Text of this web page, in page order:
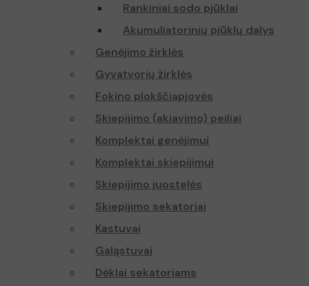
Rankiniai sodo pjūklai
Akumuliatorinių pjūklų dalys
Genėjimo žirklės
Gyvatvorių žirklės
Fokino plokščiapjovės
Skiepijimo (akiavimo) peiliai
Komplektai genėjimui
Komplektai skiepijimui
Skiepijimo juostelės
Skiepijimo sekatoriai
Kastuvai
Galąstuvai
Dėklai sekatoriams